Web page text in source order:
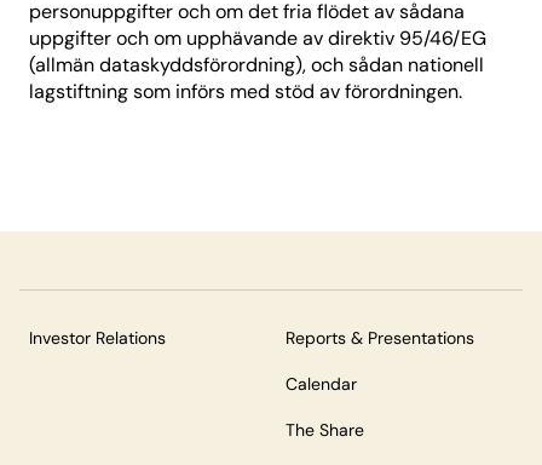
personuppgifter och om det fria flödet av sådana
uppgifter och om upphävande av direktiv 95/46/EG
(allmän dataskyddsförordning), och sådan nationell
lagstiftning som införs med stöd av förordningen.
Investor Relations Reports & Presentations
Calendar
The Share